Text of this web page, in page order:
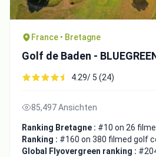
France • Bretagne
Golf de Baden -
4.29/ 5 (24)
85,497 Ansichten
Ranking Bretagne : #10 on 26
Ranking : #160 on 380 filmed golf
Global Flyovergreen ranking :
Integrate video